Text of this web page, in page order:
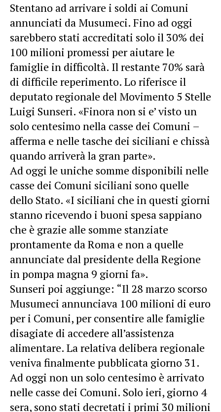
Stentano ad arrivare i soldi ai Comuni
annunciati da Musumeci. Fino ad oggi
sarebbero stati accreditati solo il 30% dei
100 milioni promessi per aiutare le
famiglie in difficoltà. Il restante 70% sarà
di difficile reperimento. Lo riferisce il
deputato regionale del Movimento 5 Stelle
Luigi Sunseri. «Finora non si e’ visto un
solo centesimo nella casse dei Comuni –
afferma e nelle tasche dei siciliani e chissà
quando arriverà la gran parte».
Ad oggi le uniche somme disponibili nelle
casse dei Comuni siciliani sono quelle
dello Stato. «I siciliani che in questi giorni
stanno ricevendo i buoni spesa sappiano
che è grazie alle somme stanziate
prontamente da Roma e non a quelle
annunciate dal presidente della Regione
in pompa magna 9 giorni fa».
Sunseri poi aggiunge: “Il 28 marzo scorso
Musumeci annunciava 100 milioni di euro
per i Comuni, per consentire alle famiglie
disagiate di accedere all’assistenza
alimentare. La relativa delibera regionale
veniva finalmente pubblicata giorno 31.
Ad oggi non un solo centesimo è arrivato
nelle casse dei Comuni. Solo ieri, giorno 4
sera, sono stati decretati i primi 30 milioni